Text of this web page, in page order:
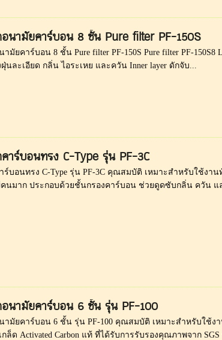
นามัยคาร์บอน 8 ชั้น Pure filter PF-150S
มัยคาร์บอน 8 ชั้น Pure filter PF-150S Pure filter PF-150S8
ฝุ่นละเอียด กลิ่น ไอระเหย และควัน Inner layer ดักจับ...
าร์บอนทรง C-Type รุ่น PF-3C
ร์บอนทรง C-Type รุ่น PF-3C คุณสมบัติ เหมาะสำหรับใช้งา
นมาก ประกอบด้วยชั้นกรองคาร์บอน ช่วยดูดซับกลิ่น ควัน แล
นามัยคาร์บอน 6 ชั้น รุ่น PF-100
ามัยคาร์บอน 6 ชั้น รุ่น PF-100 คุณสมบัติ เหมาะสำหรับใช้
ล็ด Activated Carbon แท้ ที่ได้รับการรับรองคุณภาพจาก SGS